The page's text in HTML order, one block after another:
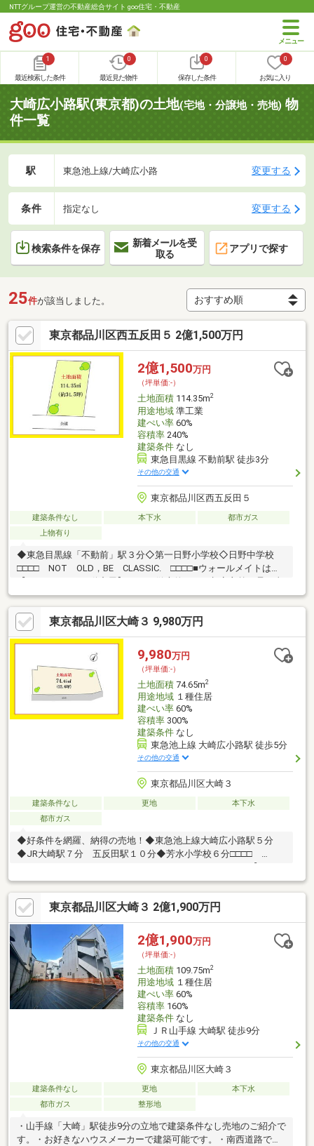
NTTグループ運営の不動産総合サイト goo住宅・不動産
1
最近検索した条件
0
最近見た物件
0
保存した条件
0
お気に入り
大崎広小路駅(東京都)の土地(宅地・分譲地・売地) 物
件一覧
駅 東急池上線/大崎広小路 変更する
条件 指定なし 変更する
検索条件を保存
新着メールを受
取る
アプリで探す
25件が該当しました。
東京都品川区西五反田５ 2億1,500万円
2億1,500万円
（坪単価:-）
土地面積114.35m2
用途地域準工業
建ぺい率60%
容積率240%
建築条件なし
東急目黒線 不動前駅 徒歩3分
その他の交通
東京都品川区西五反田５
建築条件なし 本下水
都市ガス
上物有り
◆東急目黒線「不動前」駅３分◇第一日野小学校◇日野中学校
□□□□ NOT OLD，BE CLASSIC. □□□□■ウォールメイトは
【かかりつけの不動産屋】として 徹底的にまで顧客主義を貫く事
をお約束いたします■都心エリアに特化した情報網を駆使し、最
良の不動産をご提案■住宅ローンシュミレーション無料相談会
毎日随時開催中■ウォールメイトオリジナルの住宅購入・住替え
等について 分かりやすく解説したガイドブックをご希望者様に
【無料プレゼント】～弊社ホームページ～https://wallmate.co.jp/
東京都品川区大崎３ 9,980万円
9,980万円
（坪単価:-）
土地面積74.65m2
用途地域１種住居
建ぺい率60%
容積率300%
建築条件なし
東急池上線 大崎広小路駅 徒歩5分
その他の交通
東京都品川区大崎３
建築条件なし 更地
本下水
都市ガス
◆好条件を網羅、納得の売地！◆東急池上線大崎広小路駅５分
◆JR大崎駅７分 五反田駅１０分◆芳水小学校６分□□□□
つけの不動産屋】として 徹底的にまで顧客主義を貫く事をお約束
いたします ■都心エリアに特化した情報網を駆使し、最良の不動
産をご提案 ■住宅ローンシュミレーション無料相談会 毎日随時
開催中 ■ウォールメイトオリジナルの住宅購入・住替え等につい
て 分かりやすく解説したガイドブックをご希望者様に【無料プレ
ゼント】 ～弊社ホームページ～https://wallmate.co.jp/～
東京都品川区大崎３ 2億1,900万円
2億1,900万円
（坪単価:-）
土地面積109.75m2
用途地域１種住居
建ぺい率60%
容積率160%
建築条件なし
ＪＲ山手線 大崎駅 徒歩9分
その他の交通
東京都品川区大崎３
建築条件なし 更地
本下水
都市ガス
整形地
・山手線「大崎」駅徒歩9分の立地で建築条件なし売地のご紹介で
す。・お好きなハウスメーカーで建築可能です。・南西道路で間